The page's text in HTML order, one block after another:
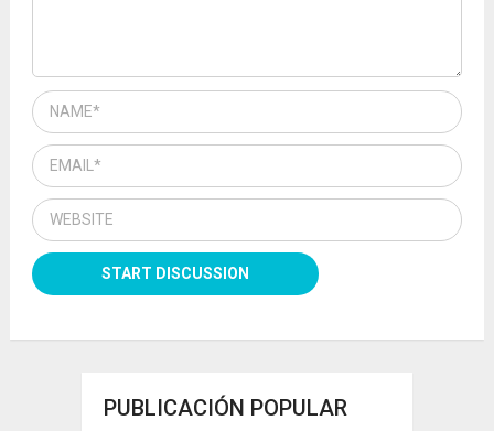
PUBLICACIÓN POPULAR